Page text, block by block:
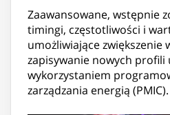
Zaawansowane, wstępnie
timingi, częstotliwości i
umożliwiające zwiększenie
zapisywanie nowych profili
wykorzystaniem
zarządzania energią (PMIC).